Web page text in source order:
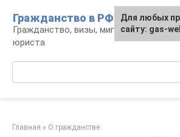
контенту
Гражданство в РФ
Гражданство, визы, миграция:
юриста
Главная » О гражданстве
Для любых
сайту: gas-